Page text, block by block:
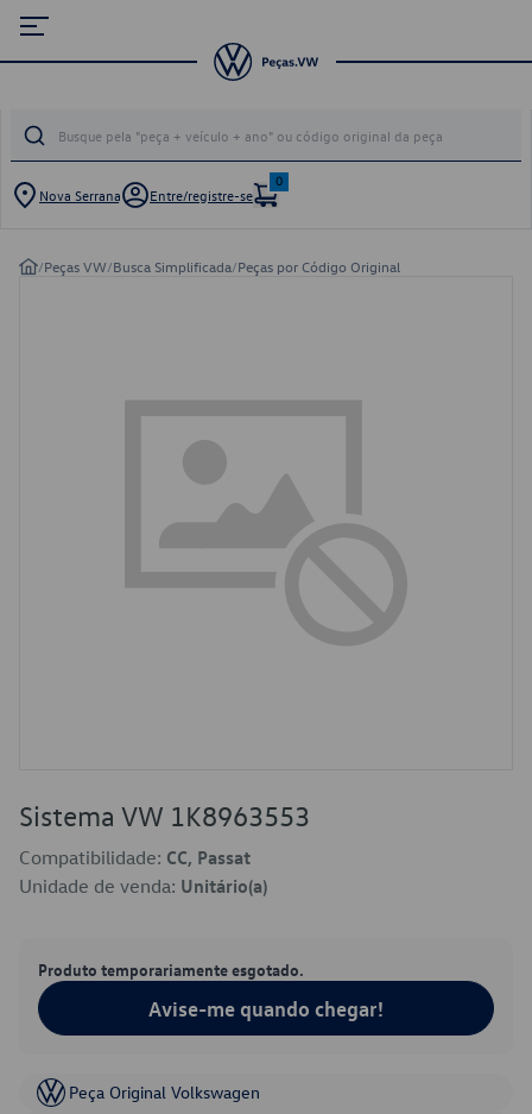
Nova Serrana Entre/registre-se
0
/Peças VW/Busca Simplificada/Peças por Código Original
Sistema VW 1K8963553
Compatibilidade: CC, Passat
Unidade de venda: Unitário(a)
Produto temporariamente esgotado.
Avise-me quando chegar!
Peça Original Volkswagen